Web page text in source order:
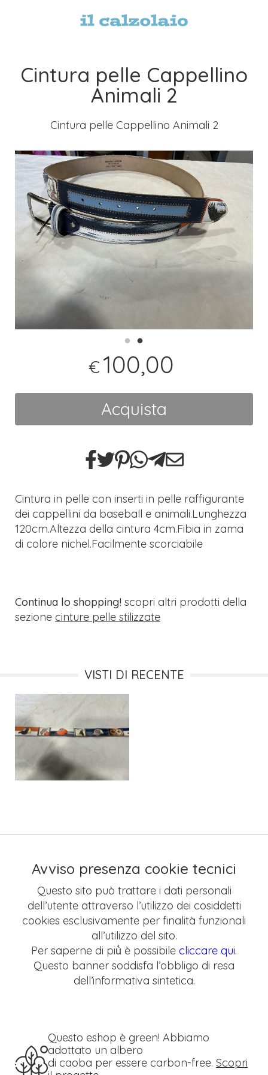
Cintura pelle Cappellino
Animali 2
Cintura pelle Cappellino Animali 2
€ 100,00
Acquista
Cintura in pelle con inserti in pelle raffigurante
dei cappellini da baseball e animali.Lunghezza
120cm.Altezza della cintura 4cm.Fibia in zama
di colore nichel.Facilmente scorciabile
Continua lo shopping! scopri altri prodotti della
sezione cinture pelle stilizzate
VISTI DI RECENTE
Avviso presenza cookie tecnici
Questo sito può trattare i dati personali
dell’utente attraverso l’utilizzo dei cosiddetti
cookies esclusivamente per finalità funzionali
all’utilizzo del sito.
Per saperne di più̀ è possibile cliccare qui.
Questo banner soddisfa l’obbligo di resa
dell’informativa sintetica.
Questo eshop è green! Abbiamo
adottato un albero
di caoba per essere carbon-free. Scopri